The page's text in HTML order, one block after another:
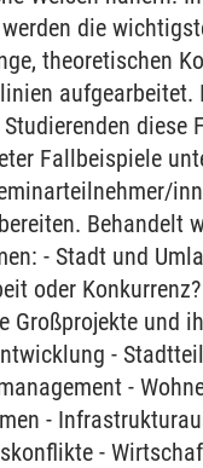
die
theoretischen
aufgearbeitet.
diese
Fallbeispiele
Behandelt
- Stadt und
oder
Großprojekte und
-
-
-
-